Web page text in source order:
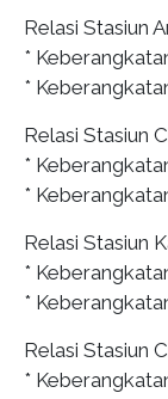
Relasi Stasiun
*
*
Relasi Stasiun
*
*
Relasi Stasiun
*
*
Relasi Stasiun
*